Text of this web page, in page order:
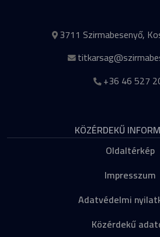
3711 Szirmabesenyő,
+36 46 527
KÖZÉRDEKŰ
Oldaltérkép
Impresszum
Adatvédelmi
Közérdekű